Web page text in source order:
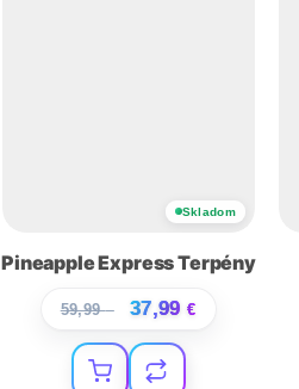
Skladom
Pineapple Express Terpény
59,99€ 37,99 €